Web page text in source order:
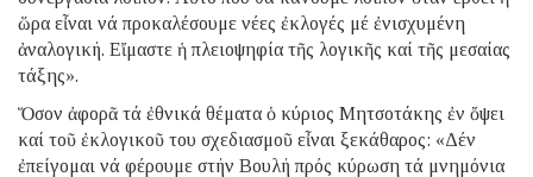
ὥρα εἶναι νά προκαλέσουμε νέες ἐκλογές μέ ἐνισχυμένη
ἀναλογική. Εἴμαστε ἡ πλειοψηφία τῆς λογικῆς καί τῆς μεσαίας
τάξης».
Ὅσον ἀφορᾶ τά ἐθνικά θέματα ὁ κύριος Μητσοτάκης ἐν ὄψει
καί τοῦ ἐκλογικοῦ του σχεδιασμοῦ εἶναι ξεκάθαρος: «Δέν
ἐπείγομαι νά φέρουμε στήν Βουλή πρός κύρωση τά μνημόνια